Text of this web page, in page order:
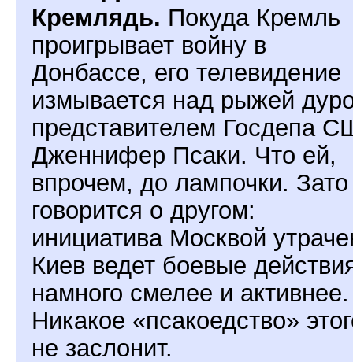
Кремлядь. Покуда Кремль
проигрывает войну в
Донбассе, его телевидение
измывается над рыжей
представителем Госдепа
Дженнифер Псаки. Что ей,
впрочем, до лампочки.
говорится о другом:
инициатива Москвой
Киев ведет боевые
намного смелее и активнее.
Никакое «псакоедство»
не заслонит.